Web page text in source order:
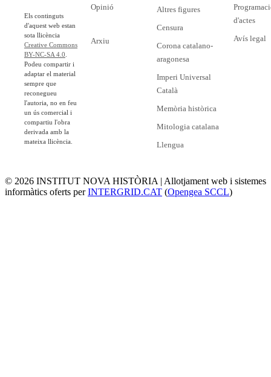
Els continguts
d'aquest web estan
sota llicència
Creative Commons
BY-NC-SA 4.0
Podeu compartir i
adaptar el material
sempre que
reconegueu
l'autoria, no en feu
un ús comercial i
compartiu l'obra
derivada amb la
mateixa llicència.
Opinió
Arxiu
Altres figures
Censura
Corona catalano-
aragonesa
Imperi Universal
Català
Memòria històrica
Mitologia catalana
Llengua
d'actes
Avís legal
© 2026 INSTITUT NOVA HISTÒRIA | Allotjament web i sistemes
informàtics oferts perINTERGRID.CAT (Opengea SCCL)